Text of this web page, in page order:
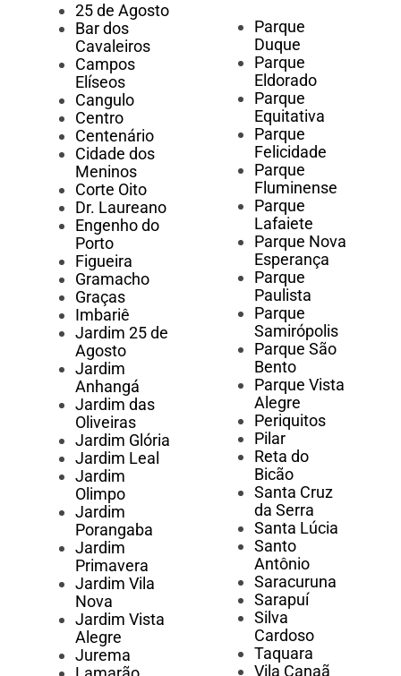
25 de Agosto
Bar dos
Cavaleiros
Campos
Elíseos
Cangulo
Centro
Centenário
Cidade dos
Meninos
Corte Oito
Dr. Laureano
Engenho do
Porto
Figueira
Gramacho
Graças
Imbariê
Jardim 25 de
Agosto
Jardim
Anhangá
Jardim das
Oliveiras
Jardim Glória
Jardim Leal
Jardim
Olimpo
Jardim
Porangaba
Jardim
Primavera
Jardim Vila
Nova
Jardim Vista
Alegre
Jurema
Parque
Duque
Parque
Eldorado
Parque
Equitativa
Parque
Felicidade
Parque
Fluminense
Parque
Lafaiete
Parque Nova
Esperança
Parque
Paulista
Parque
Samirópolis
Parque São
Bento
Parque Vista
Alegre
Periquitos
Pilar
Reta do
Bicão
Santa Cruz
da Serra
Santa Lúcia
Santo
Antônio
Saracuruna
Sarapuí
Silva
Cardoso
Taquara
Vila Canaã